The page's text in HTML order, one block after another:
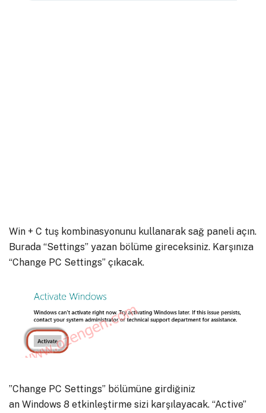
Win + C tuş kombinasyonunu kullanarak sağ paneli açın.
Burada “Settings” yazan bölüme gireceksiniz. Karşınıza
“Change PC Settings” çıkacak.
”Change PC Settings” bölümüne girdiğiniz
an Windows 8 etkinleştirme sizi karşılayacak. “Active”